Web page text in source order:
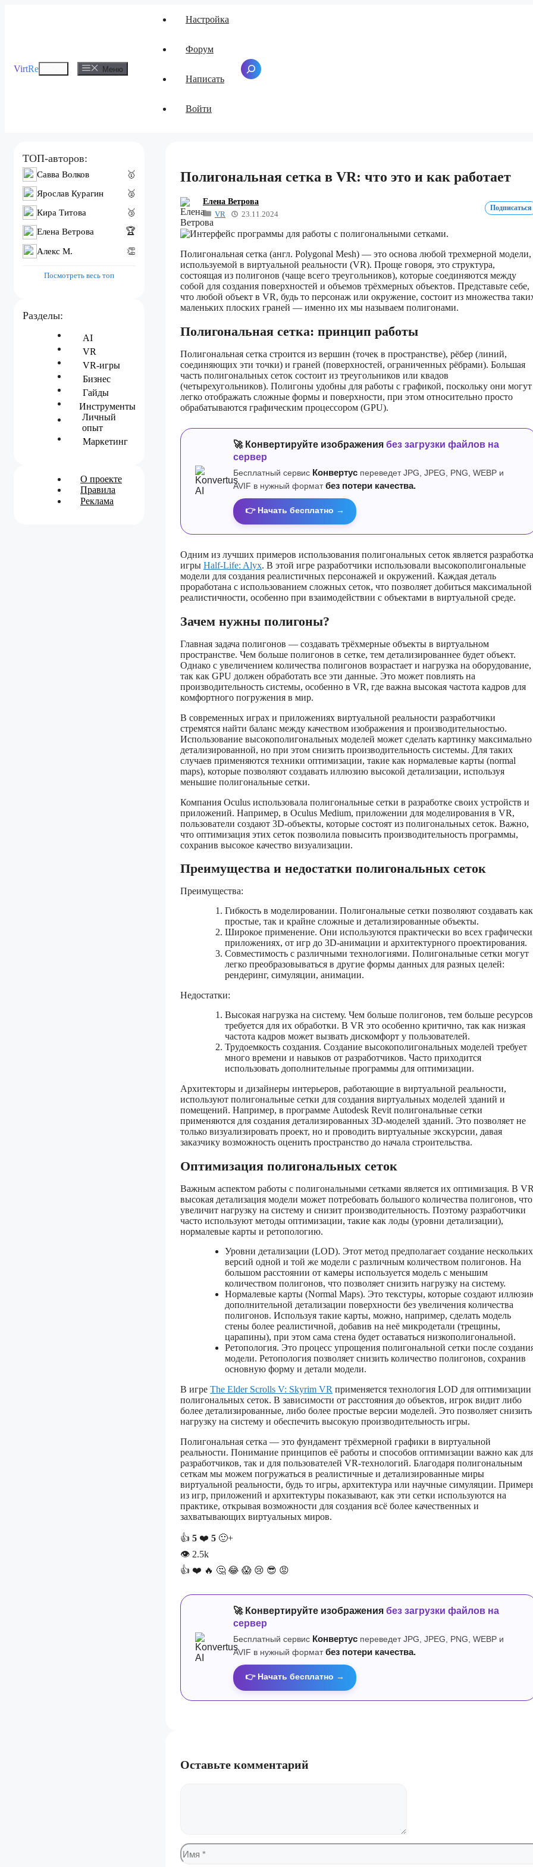
VirtRe Меню Меню
Настройка
Форум
Написать
Войти
Поиск
Полигональная сетка в VR: что это и как работает
Елена Ветрова
VR
23.11.2024
Подписаться
Полигональная сетка (англ. Polygonal Mesh) — это основа любой трехмерной модели,
используемой в виртуальной реальности (VR). Проще говоря, это структура,
состоящая из полигонов (чаще всего треугольников), которые соединяются между
собой для создания поверхностей и объемов трёхмерных объектов. Представьте себе,
что любой объект в VR, будь то персонаж или окружение, состоит из множества
маленьких плоских граней — именно их мы называем полигонами.
Полигональная сетка: принцип работы
Полигональная сетка строится из вершин (точек в пространстве), рёбер (линий,
соединяющих эти точки) и граней (поверхностей, ограниченных рёбрами). Большая
часть полигональных сеток состоит из треугольников или квадов
(четырехугольников). Полигоны удобны для работы с графикой, поскольку они могут
легко отображать сложные формы и поверхности, при этом относительно просто
обрабатываются графическим процессором (GPU).
🚀 Конвертируйте изображения без загрузки файлов на
сервер
Бесплатный сервис Конвертус переведет JPG, JPEG, PNG, WEBP и
AVIF в нужный формат без потери качества.
👉 Начать бесплатно →
Одним из лучших примеров использования полигональных сеток является разработка
игры Half-Life: Alyx. В этой игре разработчики использовали высокополигональные
модели для создания реалистичных персонажей и окружений. Каждая деталь
проработана с использованием сложных сеток, что позволяет добиться максимальной
реалистичности, особенно при взаимодействии с объектами в виртуальной среде.
Зачем нужны полигоны?
Главная задача полигонов — создавать трёхмерные объекты в виртуальном
пространстве. Чем больше полигонов в сетке, тем детализированнее будет объект.
Однако с увеличением количества полигонов возрастает и нагрузка на оборудование,
так как GPU должен обработать все эти данные. Это может повлиять на
производительность системы, особенно в VR, где важна высокая частота кадров для
комфортного погружения в мир.
В современных играх и приложениях виртуальной реальности разработчики
стремятся найти баланс между качеством изображения и производительностью.
Использование высокополигональных моделей может сделать картинку максимально
детализированной, но при этом снизить производительность системы. Для таких
случаев применяются техники оптимизации, такие как нормалевые карты (normal
maps), которые позволяют создавать иллюзию высокой детализации, используя
меньшие полигональные сетки.
Компания Oculus использовала полигональные сетки в разработке своих устройств и
приложений. Например, в Oculus Medium, приложении для моделирования в VR,
пользователи создают 3D-объекты, которые состоят из полигональных сеток. Важно,
что оптимизация этих сеток позволила повысить производительность программы,
сохранив высокое качество визуализации.
Преимущества и недостатки полигональных сеток
Преимущества:
Гибкость в моделировании. Полигональные сетки позволяют создавать как
простые, так и крайне сложные и детализированные объекты.
Широкое применение. Они используются практически во всех
приложениях, от игр до 3D-анимации и архитектурного проектирования.
Совместимость с различными технологиями. Полигональные сетки могут
легко преобразовываться в другие формы данных для разных целей:
рендеринг, симуляции, анимации.
Недостатки:
Высокая нагрузка на систему. Чем больше полигонов, тем больше ресурсов
требуется для их обработки. В VR это особенно критично, так как низкая
частота кадров может вызвать дискомфорт у пользователей.
Трудоемкость создания. Создание высокополигональных моделей требует
много времени и навыков от разработчиков. Часто приходится
использовать дополнительные программы для оптимизации.
Архитекторы и дизайнеры интерьеров, работающие в виртуальной реальности,
используют полигональные сетки для создания виртуальных моделей зданий и
помещений. Например, в программе Autodesk Revit полигональные сетки
применяются для создания детализированных 3D-моделей зданий. Это позволяет не
только визуализировать проект, но и проводить виртуальные экскурсии, давая
заказчику возможность оценить пространство до начала строительства.
Оптимизация полигональных сеток
Важным аспектом работы с полигональными сетками является их оптимизация. В VR
высокая детализация модели может потребовать большого количества полигонов, что
увеличит нагрузку на систему и снизит производительность. Поэтому разработчики
часто используют методы оптимизации, такие как лоды (уровни детализации),
нормалевые карты и ретопологию.
Уровни детализации (LOD). Этот метод предполагает создание нескольких
версий одной и той же модели с различным количеством полигонов. На
большом расстоянии от камеры используется модель с меньшим
количеством полигонов, что позволяет снизить нагрузку на систему.
Нормалевые карты (Normal Maps). Это текстуры, которые создают
дополнительной детализации поверхности без увеличения количества
полигонов. Используя такие карты, можно, например, сделать модель
стены более реалистичной, добавив на неё микродетали (трещины,
царапины), при этом сама стена будет оставаться низкополигональной.
Ретопология. Это процесс упрощения полигональной сетки после
модели. Ретопология позволяет снизить количество полигонов, сохранив
основную форму и детали модели.
В игре The Elder Scrolls V: Skyrim VR применяется технология LOD для оптимизации
полигональных сеток. В зависимости от расстояния до объектов, игрок видит либо
более детализированные, либо более простые версии моделей. Это позволяет снизить
нагрузку на систему и обеспечить высокую производительность игры.
Полигональная сетка — это фундамент трёхмерной графики в виртуальной
реальности. Понимание принципов её работы и способов оптимизации важно как
разработчиков, так и для пользователей VR-технологий. Благодаря полигональным
сеткам мы можем погружаться в реалистичные и детализированные миры
виртуальной реальности, будь то игры, архитектура или научные симуляции.
из игр, приложений и архитектуры показывают, как эти сетки используются на
практике, открывая возможности для создания всё более качественных и
захватывающих виртуальных миров.
👍 5 ❤️ 5 🙂+
👁 2.5k
👍 ❤️ 🔥 🤔 😂 😱 😢 😎 😡
🚀 Конвертируйте изображения без загрузки файлов на
сервер
Бесплатный сервис Конвертус переведет JPG, JPEG, PNG, WEBP и
AVIF в нужный формат без потери качества.
👉 Начать бесплатно →
Оставьте комментарий
Имя
ТОП-авторов:
Савва Волков
🥇
Ярослав Курагин
🥈
Кира Титова
🥉
Елена Ветрова 🏆
Алекс M. 👏
Посмотреть весь топ
Разделы:
AI
VR
VR-игры
Бизнес
Гайды
Инструменты
Личный
опыт
Маркетинг
О проекте
Правила
Реклама